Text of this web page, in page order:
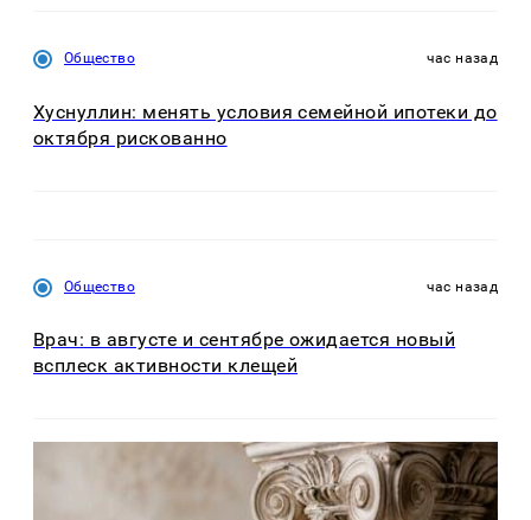
Общество час назад
Хуснуллин: менять условия семейной ипотеки до
октября рискованно
Общество час назад
Врач: в августе и сентябре ожидается новый
всплеск активности клещей